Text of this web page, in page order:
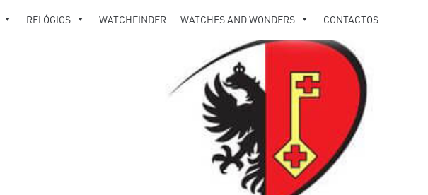
RELÓGIOS WATCHFINDER WATCHES AND WONDERS CONTACTOS